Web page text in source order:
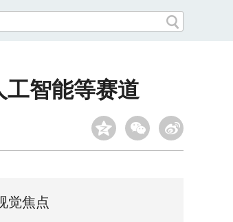
智能等赛道
觉焦点